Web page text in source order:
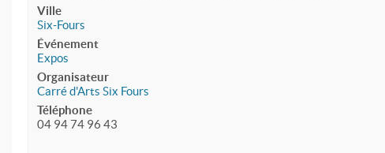
Ville
Six-Fours
Événement
Expos
Organisateur
Carré d'Arts Six Fours
Téléphone
04 94 74 96 43